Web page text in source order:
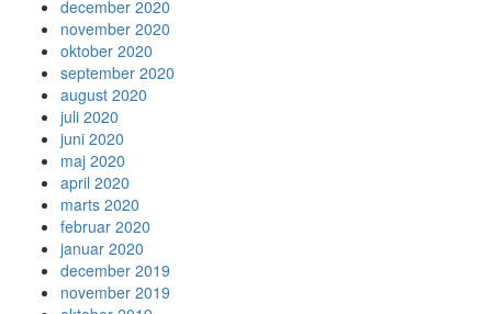
december 2020
november 2020
oktober 2020
september 2020
august 2020
juli 2020
juni 2020
maj 2020
april 2020
marts 2020
februar 2020
januar 2020
december 2019
november 2019